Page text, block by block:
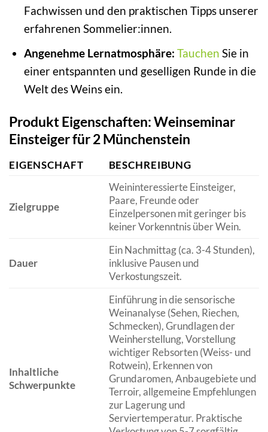
Fachwissen und den praktischen Tipps unserer
erfahrenen Sommelier:innen.
Angenehme Lernatmosphäre: Tauchen Sie in
einer entspannten und geselligen Runde in die
Welt des Weins ein.
Produkt Eigenschaften: Weinseminar
Einsteiger für 2 Münchenstein
EIGENSCHAFT BESCHREIBUNG
Zielgruppe
Weininteressierte Einsteiger,
Paare, Freunde oder
Einzelpersonen mit geringer bis
keiner Vorkenntnis über Wein.
Dauer
Ein Nachmittag (ca. 3-4 Stunden),
inklusive Pausen und
Verkostungszeit.
Inhaltliche
Schwerpunkte
Einführung in die sensorische
Weinanalyse (Sehen, Riechen,
Schmecken), Grundlagen der
Weinherstellung, Vorstellung
wichtiger Rebsorten (Weiss- und
Rotwein), Erkennen von
Grundaromen, Anbaugebiete und
Terroir, allgemeine Empfehlungen
zur Lagerung und
Serviertemperatur. Praktische